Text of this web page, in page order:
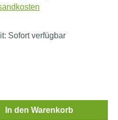
Sofort verfügbar
den gewünschten
In den Warenkorb